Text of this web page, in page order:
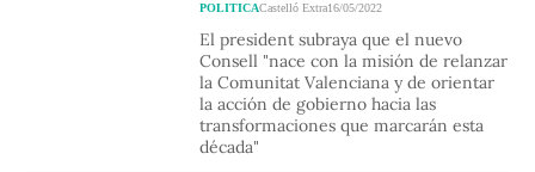
POLITICACastelló Extra16/05/2022
El president subraya que el nuevo
Consell "nace con la misión de relanzar
la Comunitat Valenciana y de orientar
la acción de gobierno hacia las
transformaciones que marcarán esta
década"